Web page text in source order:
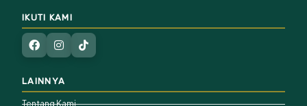
IKUTI KAMI
LAINNYA
Tentang Kami